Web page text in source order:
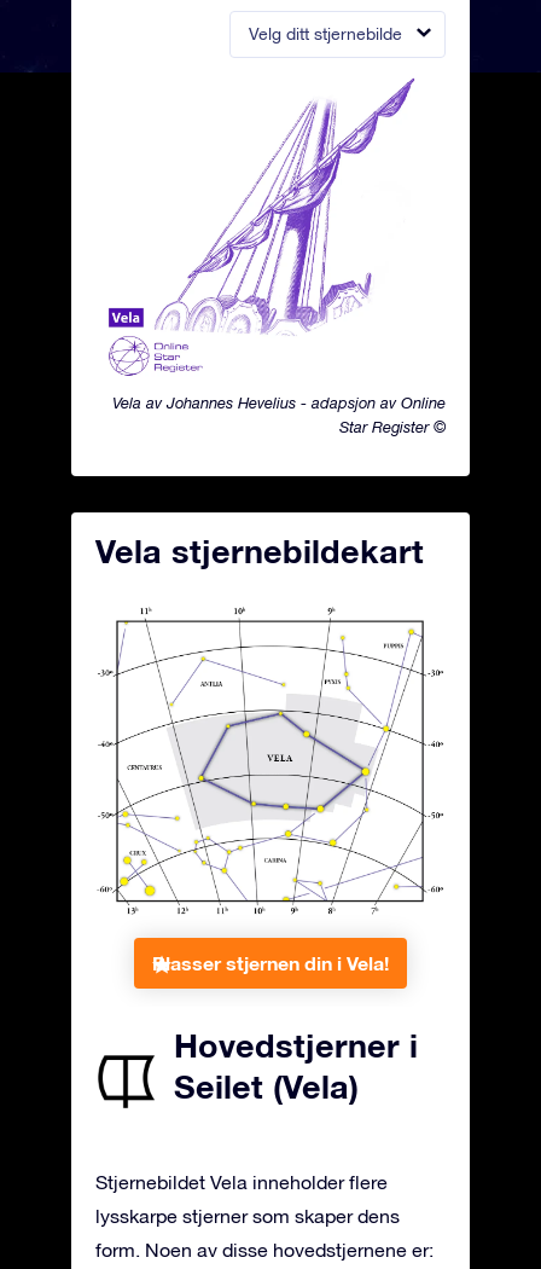
Velg ditt stjernebilde
Vela av Johannes Hevelius - adapsjon av Online
Star Register ©
Vela stjernebildekart
Plasser stjernen din i Vela!
Hovedstjerner i
Seilet (Vela)
Stjernebildet Vela inneholder flere
lysskarpe stjerner som skaper dens
form. Noen av disse hovedstjernene er: